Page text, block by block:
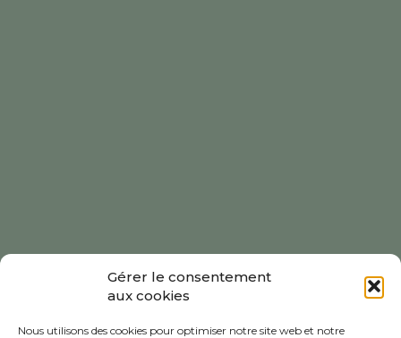
Gérer le consentement
aux cookies
Nous utilisons des cookies pour optimiser notre site web et notre